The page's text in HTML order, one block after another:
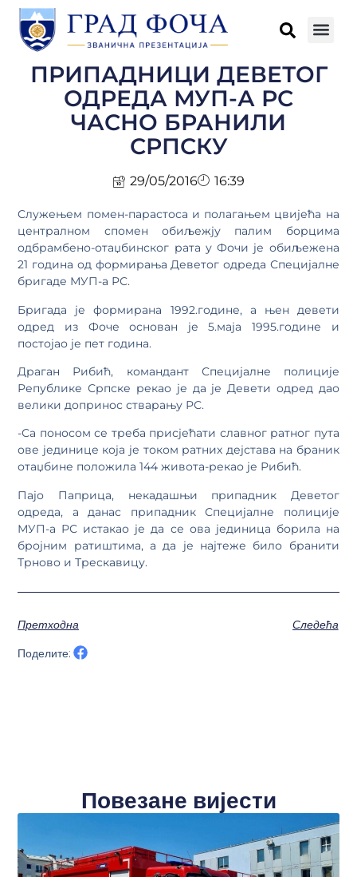
ПРИПАДНИЦИ ДЕВЕТОГ
ОДРЕДА МУП-А РС
ЧАСНО БРАНИЛИ
СРПСКУ
29/05/2016 16:39
Служењем помен-парастоса и полагањем цвијећа на
централном спомен обиљежју палим борцима
одбрамбено-отаџбинског рата у Фочи је обиљежена
21 година од формирања Деветог одреда Специјалне
бригаде МУП-а РС.
Бригада је формирана 1992.године, а њен девети
одред из Фоче основан је 5.маја 1995.године и
постојао је пет година.
Драган Рибић, командант Специјалне полиције
Републике Српске рекао је да је Девети одред дао
велики допринос стварању РС.
-Са поносом се треба присјећати славног ратног пута
ове јединице која је током ратних дејстава на браник
отаџбине положила 144 живота-рекао је Рибић.
Пајо Паприца, некадашњи припадник Деветог
одреда, а данас припадник Специјалне полиције
МУП-а РС истакао је да се ова јединица борила на
бројним ратиштима, а да је најтеже било бранити
Трново и Трескавицу.
Претходна
Следећа
Поделите:
Повезане вијести